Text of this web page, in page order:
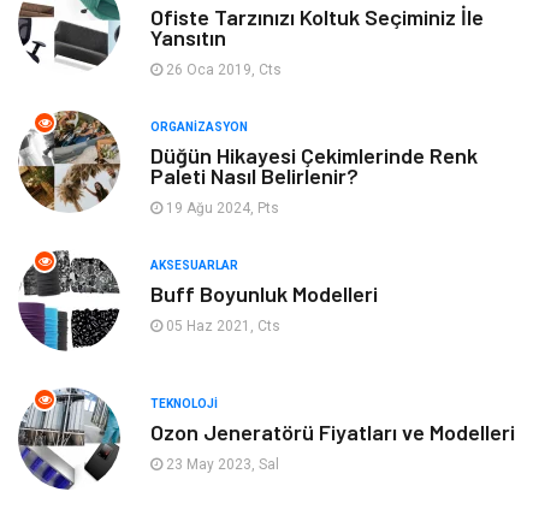
Yeme & İçme Spor
Gençlik & Eğlence Keyif & Hobi
Aksesuarlar
Mobilya
Gayrimenkul
Ev İşleri
Astroloji
Ofiste Tarzınızı Koltuk Seçiminiz İle
Yansıtın
26 Oca 2019, Cts
ORGANIZASYON
Düğün Hikayesi Çekimlerinde Renk
Paleti Nasıl Belirlenir?
19 Ağu 2024, Pts
AKSESUARLAR
Buff Boyunluk Modelleri
05 Haz 2021, Cts
TEKNOLOJI
Ozon Jeneratörü Fiyatları ve Modelleri
23 May 2023, Sal